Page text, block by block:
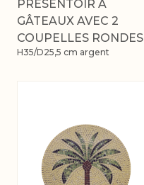
PRESENTOIR À
GÂTEAUX AVEC 2
COUPELLES RONDES
H35/D25,5 cm argent